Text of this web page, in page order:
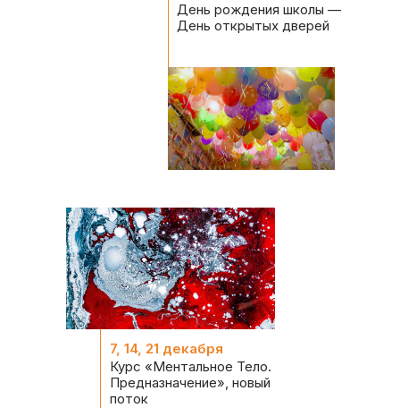
День рождения школы —
День открытых дверей
Курс «Ментальное Тело.
Предназначение», новый
поток
7, 14, 21 декабря